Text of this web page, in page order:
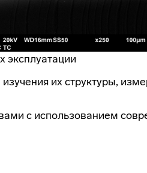
эксплуатации
их структуры,
с использованием